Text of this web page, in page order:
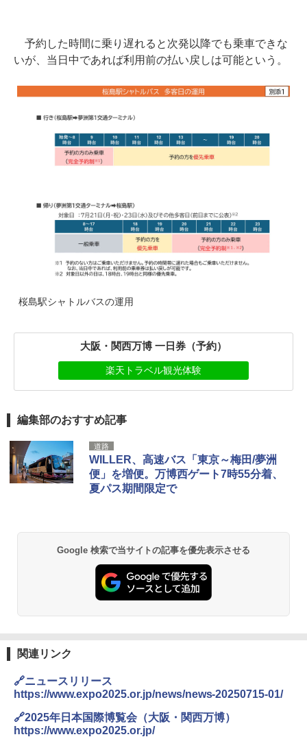
予約した時間に乗り遅れると次発以降でも乗車できな
いが、当日中であれば利用前の払い戻しは可能という。
桜島駅シャトルバスの運用
大阪・関西万博 一日券（予約）
楽天トラベル観光体験
編集部のおすすめ記事
道路
WILLER、高速バス「東京～梅田/夢洲
便」を増便。万博西ゲート7時55分着、
夏パス期間限定で
Google 検索で当サイトの記事を優先表示させる
関連リンク
🔗ニュースリリース
https://www.expo2025.or.jp/news/news-20250715-01/
🔗2025年日本国際博覧会（大阪・関西万博）
https://www.expo2025.or.jp/